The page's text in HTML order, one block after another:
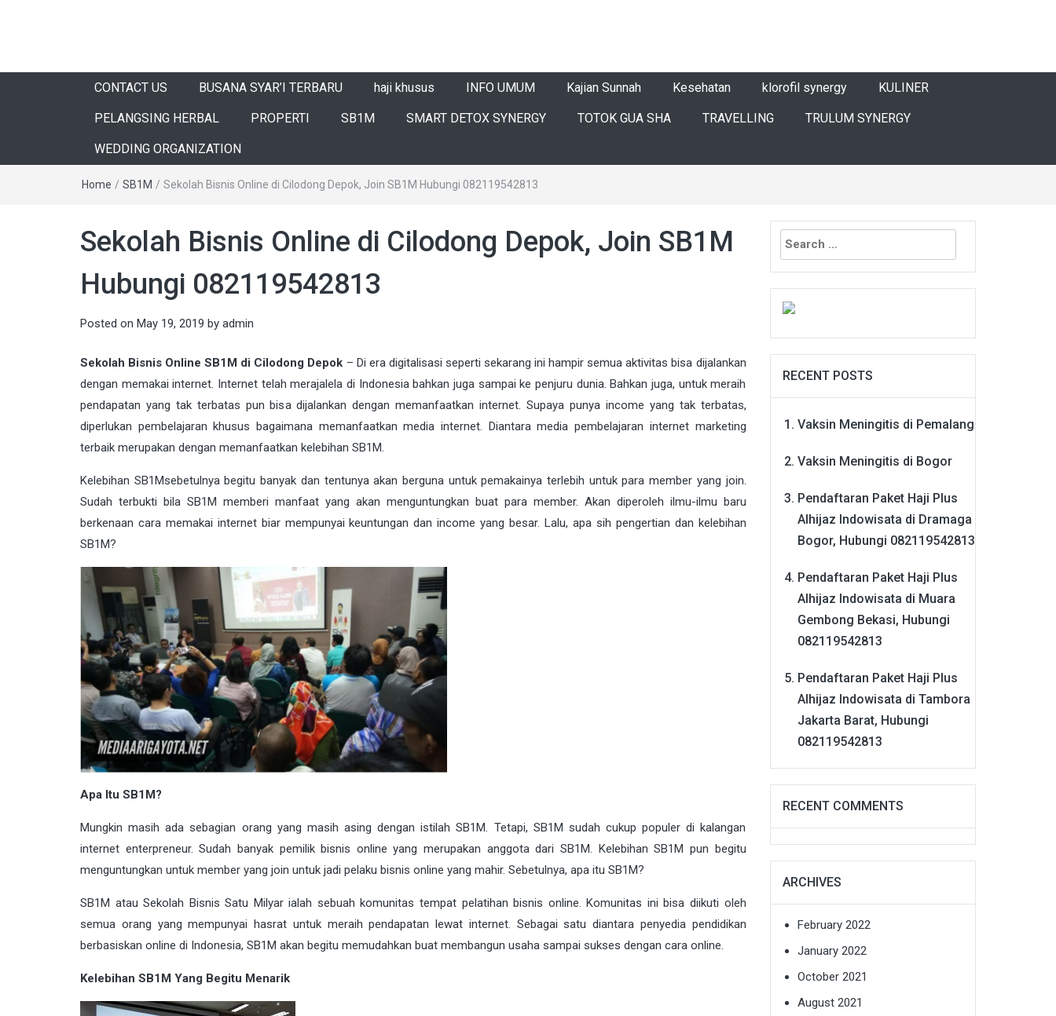
CONTACT US BUSANA SYAR’I TERBARU haji khusus INFO UMUM Kajian Sunnah Kesehatan klorofil synergy KULINER
PELANGSING HERBAL PROPERTI SB1M SMART DETOX SYNERGY TOTOK GUA SHA TRAVELLING TRULUM SYNERGY
WEDDING ORGANIZATION
Home / SB1M / Sekolah Bisnis Online di Cilodong Depok, Join SB1M Hubungi 082119542813
Sekolah Bisnis Online di Cilodong Depok, Join SB1M
Hubungi 082119542813
Posted on May 19, 2019 by admin
Sekolah Bisnis Online SB1M di Cilodong Depok – Di era digitalisasi seperti sekarang ini hampir semua aktivitas bisa dijalankan
dengan memakai internet. Internet telah merajalela di Indonesia bahkan juga sampai ke penjuru dunia. Bahkan juga, untuk meraih
pendapatan yang tak terbatas pun bisa dijalankan dengan memanfaatkan internet. Supaya punya income yang tak terbatas,
diperlukan pembelajaran khusus bagaimana memanfaatkan media internet. Diantara media pembelajaran internet marketing
terbaik merupakan dengan memanfaatkan kelebihan SB1M
Kelebihan SB1Msebetulnya begitu banyak dan tentunya akan berguna untuk pemakainya terlebih untuk para member yang join.
Sudah terbukti bila SB1M memberi manfaat yang akan menguntungkan buat para member. Akan diperoleh ilmu-ilmu baru
berkenaan cara memakai internet biar mempunyai keuntungan dan income yang besar. Lalu, apa sih pengertian dan kelebihan
SB1M?
Apa Itu SB1M?
Mungkin masih ada sebagian orang yang masih asing dengan istilah SB1M. Tetapi, SB1M sudah cukup populer di kalangan
internet enterpreneur. Sudah banyak pemilik bisnis online yang merupakan anggota dari SB1M. Kelebihan SB1M pun begitu
menguntungkan untuk member yang join untuk jadi pelaku bisnis online yang mahir. Sebetulnya, apa itu SB1M?
SB1M atau Sekolah Bisnis Satu Milyar ialah sebuah komunitas tempat pelatihan bisnis online. Komunitas ini bisa diikuti oleh
semua orang yang mempunyai hasrat untuk meraih pendapatan lewat internet. Sebagai satu diantara penyedia pendidikan
berbasiskan online di Indonesia, SB1M akan begitu memudahkan buat membangun usaha sampai sukses dengan cara online.
Kelebihan SB1M Yang Begitu Menarik
Search
for:
RECENT POSTS
Vaksin Meningitis di Pemalang
Vaksin Meningitis di Bogor
Pendaftaran Paket Haji Plus
Alhijaz Indowisata di Dramaga
Bogor, Hubungi 082119542813
Pendaftaran Paket Haji Plus
Alhijaz Indowisata di Muara
Gembong Bekasi, Hubungi
082119542813
Pendaftaran Paket Haji Plus
Alhijaz Indowisata di Tambora
Jakarta Barat, Hubungi
082119542813
RECENT COMMENTS
ARCHIVES
February 2022
January 2022
October 2021
August 2021